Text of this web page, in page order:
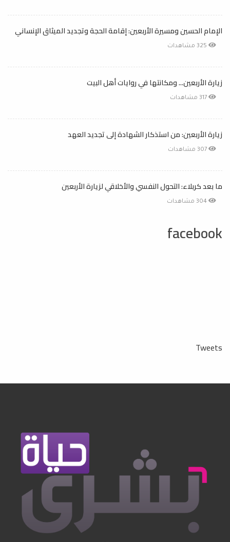
الإمام الحسين ومسيرة الأربعين: إقامة الحجة وتجديد الميثاق الإنساني
زيارة الأربعين... ومكانتها في روايات أهل البيت
زيارة الأربعين: من استذكار الشهادة إلى تجديد العهد
ما بعد كربلاء: التحول النفسي والأخلاقي لزيارة الأربعين
facebook
Tweets